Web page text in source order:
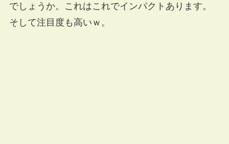
でしょうか。これはこれでインパクトあります。
そして注目度も高いｗ。